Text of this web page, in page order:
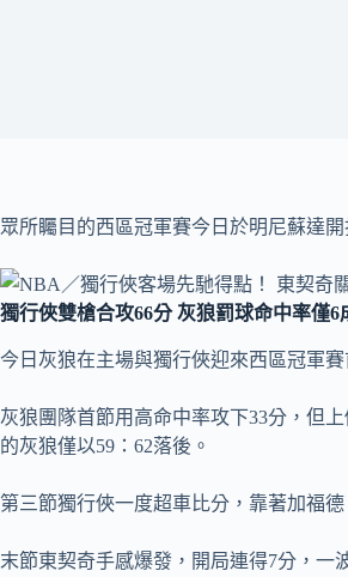
眾所矚目的西區冠軍賽今日於明尼蘇達
獨行俠雙槍合攻66分 灰狼罰球命中率僅6
今日灰狼在主場與獨行俠迎來西區冠軍
灰狼團隊首節用高命中率攻下33分，但
的灰狼僅以59：62落後。
第三節獨行俠一度超車比分，靠著加福
末節東契奇手感爆發，開局連得7分，一